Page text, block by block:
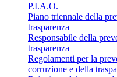
P.I.A.O.
Piano triennale della
trasparenza
Responsabile della
trasparenza
Regolamenti per la
corruzione e della